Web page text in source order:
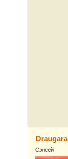
Draugara
Сэнсей